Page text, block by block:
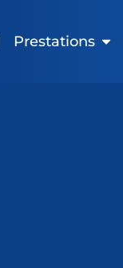
Prestations